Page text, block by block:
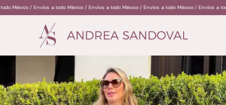
a todo México / Envíos a todo México / Envíos a todo México / Envíos a todo México /